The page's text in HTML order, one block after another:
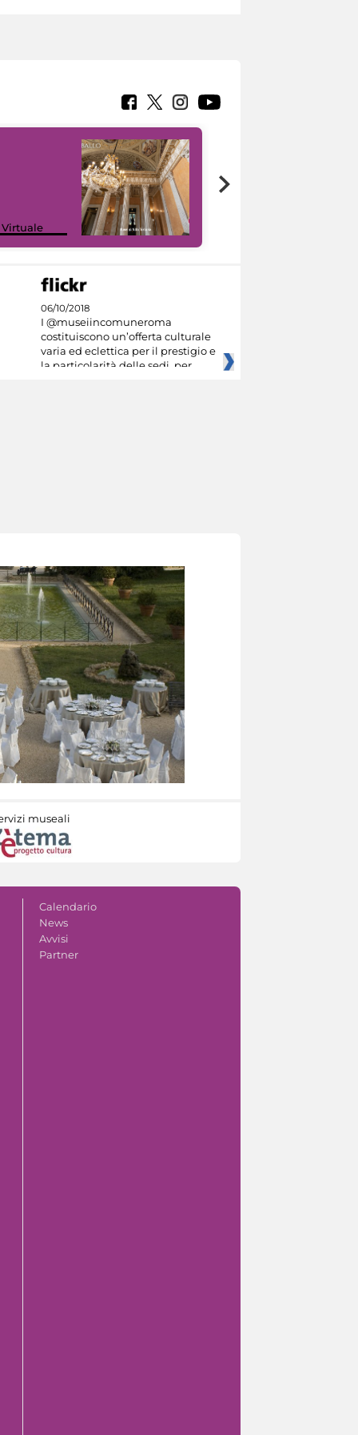
Virtuale
06/10/2018
I @museiincomuneroma
costituiscono un’offerta culturale
varia ed eclettica per il prestigio e
la particolarità delle sedi, per
museali
Calendario
News
Avvisi
Partner